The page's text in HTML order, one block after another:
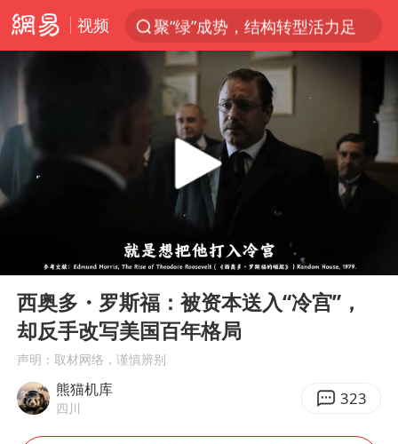
视频
聚“绿”成势，结构转型活力足
金饰克价大幅跳涨
台风白海豚可能在浙闽沿海登陆
多地要求领导干部带头休假
24小时不关空调 电费会更低吗
龚宝冬烈士安葬仪式举行
今年4位周星驰电影配角去世
号召领导带头休假 是大家不想休吗
中国五箭齐发反制美国
Play
西奥多・罗斯福：被资本送入“冷宫”，
却反手改写美国百年格局
声明：取材网络，谨慎辨别
熊猫机库
四川 323